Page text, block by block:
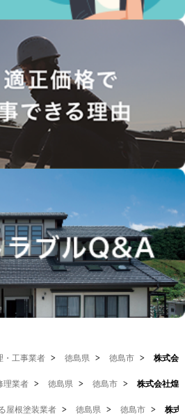
・工事業者 > 徳島県 > 徳島市 > 株式会
理業者 > 徳島県 > 徳島市 > 株式会社煌
屋根塗装業者 > 徳島県 > 徳島市 > 株式